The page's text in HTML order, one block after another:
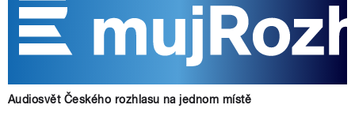
Audiosvět Českého rozhlasu na jednom místě